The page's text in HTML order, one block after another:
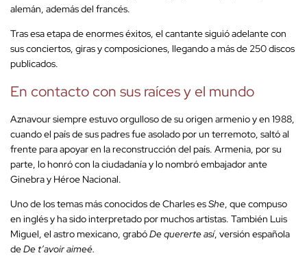
alemán, además del francés.
Tras esa etapa de enormes éxitos, el cantante siguió adelante con
sus conciertos, giras y composiciones, llegando a más de 250 discos
publicados.
En contacto con sus raíces y el mundo
Aznavour siempre estuvo orgulloso de su origen armenio y en 1988,
cuando el país de sus padres fue asolado por un terremoto, saltó al
frente para apoyar en la reconstrucción del país. Armenia, por su
parte, lo honró con la ciudadanía y lo nombró embajador ante
Ginebra y Héroe Nacional.
Uno de los temas más conocidos de Charles esShe, que compuso
en inglés y ha sido interpretado por muchos artistas. También Luis
Miguel, el astro mexicano, grabóDe quererte así, versión española
deDe t’avoir aimeé.